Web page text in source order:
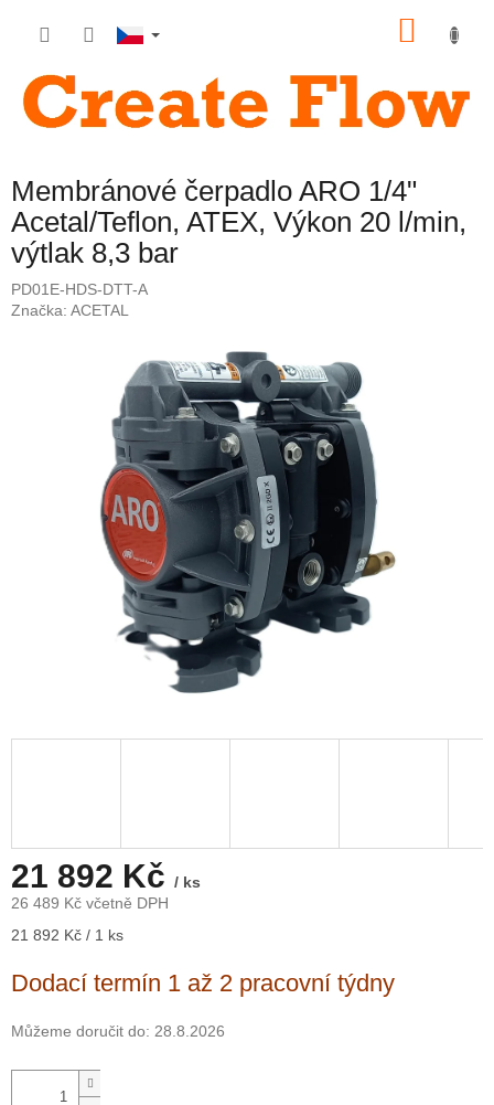
Membránové čerpadlo ARO 1/4"
Acetal/Teflon, ATEX, Výkon 20 l/min,
výtlak 8,3 bar
PD01E-HDS-DTT-A
Značka: ACETAL
21 892 Kč / ks
26 489 Kč včetně DPH
Měrná
21 892 Kč / 1 ks
Dodací termín 1 až 2 pracovní týdny
Můžeme doručit do: 28.8.2026